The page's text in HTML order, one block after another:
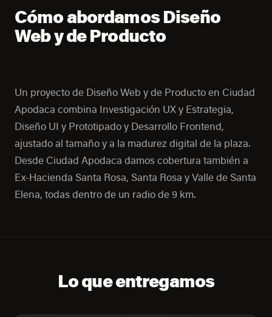
Cómo abordamos Diseño
Web y de Producto
Un proyecto de Diseño Web y de Producto en Ciudad
Apodaca combina Investigación UX y Estrategia,
Diseño UI y Prototipado y Desarrollo Frontend,
ajustado al tamaño y a la madurez digital de la plaza.
Desde Ciudad Apodaca damos cobertura también a
Ex-Hacienda Santa Rosa, Santa Rosa y Valle de Santa
Elena, todas dentro de un radio de 9 km.
Lo que entregamos